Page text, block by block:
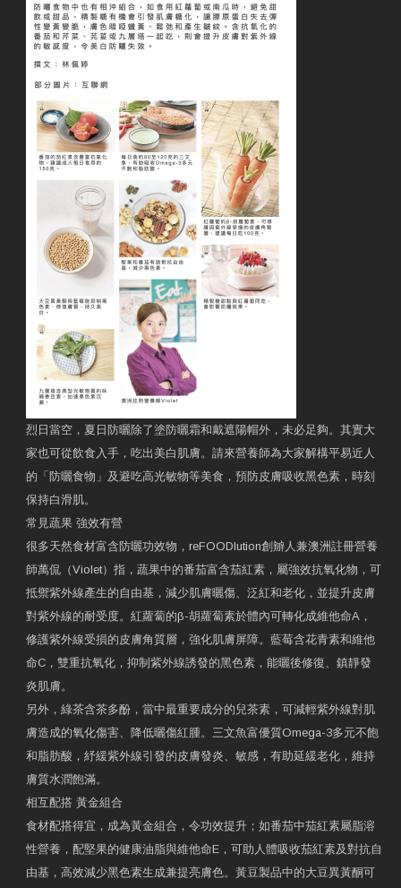
烈日當空，夏日防曬除了塗防曬霜和戴遮陽帽外，未必足夠。其實大
家也可從飲食入手，吃出美白肌膚。請來營養師為大家解構平易近人
的「防曬食物」及避吃高光敏物等美食，預防皮膚吸收黑色素，時刻
保持白滑肌。
常見蔬果 強效有營
很多天然食材富含防曬功效物，reFOODlution創辧人兼澳洲註冊營養
師萬侃（Violet）指，蔬果中的番茄富含茄紅素，屬強效抗氧化物，可
抵禦紫外線產生的自由基，減少肌膚曬傷、泛紅和老化，並提升皮膚
對紫外線的耐受度。紅蘿蔔的β-胡蘿蔔素於體內可轉化成維他命A，
修護紫外線受損的皮膚角質層，強化肌膚屏障。藍莓含花青素和維他
命C，雙重抗氧化，抑制紫外線誘發的黑色素，能曬後修復、鎮靜發
炎肌膚。
另外，綠茶含茶多酚，當中最重要成分的兒茶素，可減輕紫外線對肌
膚造成的氧化傷害、降低曬傷紅腫。三文魚富優質Omega-3多元不飽
和脂肪酸，紓緩紫外線引發的皮膚發炎、敏感，有助延緩老化，維持
膚質水潤飽滿。
相互配搭 黃金組合
食材配搭得宜，成為黃金組合，令功效提升；如番茄中茄紅素屬脂溶
性營養，配堅果的健康油脂與維他命E，可助人體吸收茄紅素及對抗自
由基，高效減少黑色素生成兼提亮膚色。黃豆製品中的大豆異黃酮可